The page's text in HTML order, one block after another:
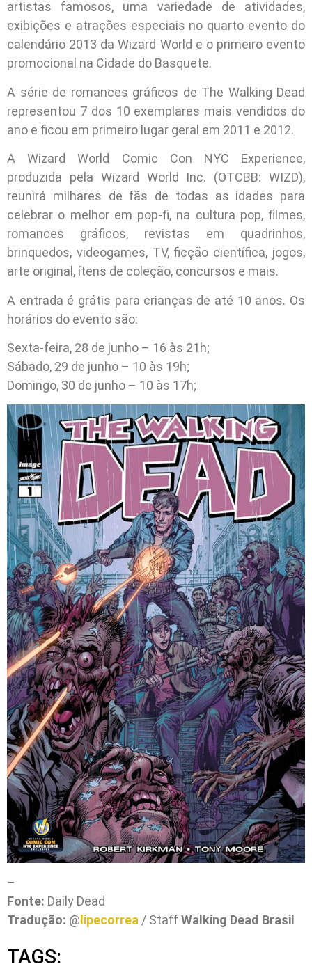
artistas famosos, uma variedade de atividades,
exibições e atrações especiais no quarto evento do
calendário 2013 da Wizard World e o primeiro evento
promocional na Cidade do Basquete.
A série de romances gráficos de The Walking Dead
representou 7 dos 10 exemplares mais vendidos do
ano e ficou em primeiro lugar geral em 2011 e 2012.
A Wizard World Comic Con NYC Experience,
produzida pela Wizard World Inc. (OTCBB: WIZD),
reunirá milhares de fãs de todas as idades para
celebrar o melhor em pop-fi, na cultura pop, filmes,
romances gráficos, revistas em quadrinhos,
brinquedos, videogames, TV, ficção científica, jogos,
arte original, ítens de coleção, concursos e mais.
A entrada é grátis para crianças de até 10 anos. Os
horários do evento são:
Sexta-feira, 28 de junho – 16 às 21h;
Sábado, 29 de junho – 10 às 19h;
Domingo, 30 de junho – 10 às 17h;
–
Fonte: Daily Dead
Tradução: @ lipecorrea / StaffWalking Dead Brasil
TAGS: